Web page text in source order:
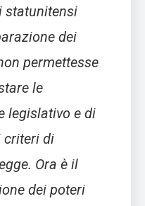
statunitensi
dei
permettesse
le
legislativo e di
criteri di
Ora è il
dei poteri